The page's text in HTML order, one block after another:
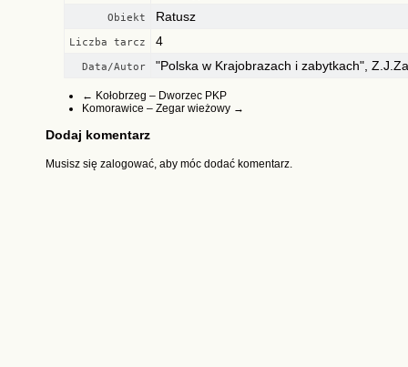
Obiekt Ratusz
Liczba tarcz 4
Data/Autor "Polska w Krajobrazach i zabytkach",
← Kołobrzeg – Dworzec PKP
Komorawice – Zegar wieżowy →
Dodaj komentarz
Musisz się zalogować, aby móc dodać komentarz.